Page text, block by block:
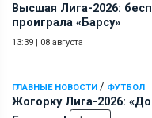
Высшая Лига-2026:
проиграла «Барсу»
13:39 | 08 августа
ГЛАВНЫЕ НОВОСТИ / ФУТБОЛ
Жогорку Лига-2026: